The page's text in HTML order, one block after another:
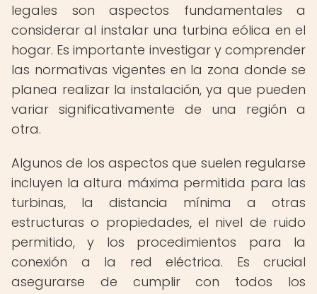
legales son aspectos fundamentales a
considerar al instalar una turbina eólica en el
hogar. Es importante investigar y comprender
las normativas vigentes en la zona donde se
planea realizar la instalación, ya que pueden
variar significativamente de una región a
otra.
Algunos de los aspectos que suelen regularse
incluyen la altura máxima permitida para las
turbinas, la distancia mínima a otras
estructuras o propiedades, el nivel de ruido
permitido, y los procedimientos para la
conexión a la red eléctrica. Es crucial
asegurarse de cumplir con todos los